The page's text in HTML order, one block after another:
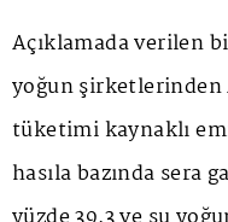
Açıklamada verilen
yoğun
tüketimi kaynaklı
hasıla bazında sera